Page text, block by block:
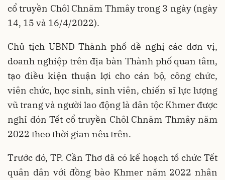
cổ truyền Chôl Chnăm Thmây trong 3 ngày (ngày
14, 15 và 16/4/2022).
Chủ tịch UBND Thành phố đề nghị các đơn vị,
doanh nghiệp trên địa bàn Thành phố quan tâm,
tạo điều kiện thuận lợi cho cán bộ, công chức,
viên chức, học sinh, sinh viên, chiến sĩ lực lượng
vũ trang và người lao động là dân tộc Khmer được
nghỉ đón Tết cổ truyền Chôl Chnăm Thmây năm
2022 theo thời gian nêu trên.
Trước đó, TP. Cần Thơ đã có kế hoạch tổ chức Tết
quân dân với đồng bào Khmer năm 2022 nhân